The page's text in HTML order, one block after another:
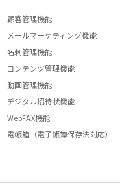
顧客管理機能
メールマーケティング機能
名刺管理機能
コンテンツ管理機能
動画管理機能
デジタル招待状機能
WebFAX機能
電帳箱（電子帳簿保存法対応）